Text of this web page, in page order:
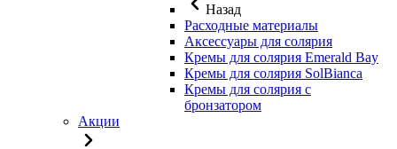
Назад
Расходные материалы
Аксессуары для солярия
Кремы для солярия Emerald Bay
Кремы для солярия SolBianca
Кремы для солярия с
бронзатором
Акции